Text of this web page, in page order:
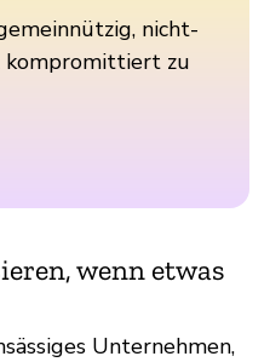
nicht-
kompromittiert zu
wenn etwas
Unternehmen,